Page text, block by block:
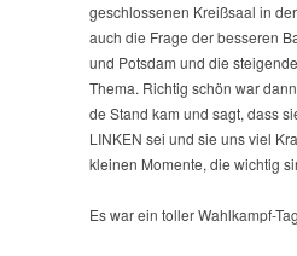
geschlossenen Kreißsaal in
auch die Frage der besseren
und Potsdam und die
Thema. Richtig schön war
de Stand kam und sagt, dass
LINKEN sei und sie uns viel
kleinen Momente, die wichtig
Es war ein toller Wahlkampf-